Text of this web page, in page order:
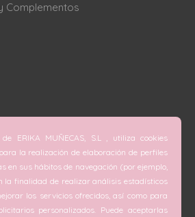
Complementos
nº 74 (Valencia).
6 (Grao de Gandía).
ERIKA MUÑECAS, S.L , utiliza cookies
la realización de elaboración de perfiles
en sus hábitos de navegación (por ejemplo,
la finalidad de realizar análisis estadísticos
los servicios ofrecidos, así como para
personalizados. Puede aceptarlas